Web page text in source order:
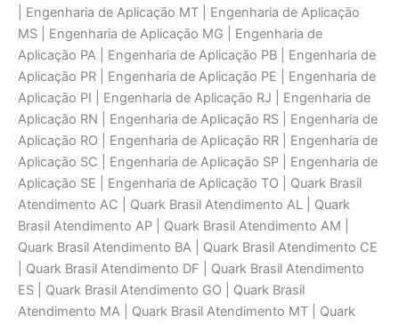
| Engenharia de Aplicaçāo MT | Engenharia de Aplicaçāo
MS | Engenharia de Aplicaçāo MG | Engenharia de
Aplicaçāo PA | Engenharia de Aplicaçāo PB | Engenharia de
Aplicaçāo PR | Engenharia de Aplicaçāo PE | Engenharia de
Aplicaçāo PI | Engenharia de Aplicaçāo RJ | Engenharia de
Aplicaçāo RN | Engenharia de Aplicaçāo RS | Engenharia de
Aplicaçāo RO | Engenharia de Aplicaçāo RR | Engenharia de
Aplicaçāo SC | Engenharia de Aplicaçāo SP | Engenharia de
Aplicaçāo SE | Engenharia de Aplicaçāo TO | Quark Brasil
Atendimento AC | Quark Brasil Atendimento AL | Quark
Brasil Atendimento AP | Quark Brasil Atendimento AM |
Quark Brasil Atendimento BA | Quark Brasil Atendimento CE
| Quark Brasil Atendimento DF | Quark Brasil Atendimento
ES | Quark Brasil Atendimento GO | Quark Brasil
Atendimento MA | Quark Brasil Atendimento MT | Quark